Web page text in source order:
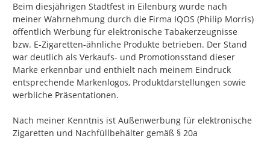
Beim diesjährigen Stadtfest in Eilenburg wurde nach
meiner Wahrnehmung durch die Firma IQOS (Philip Morris)
öffentlich Werbung für elektronische Tabakerzeugnisse
bzw. E-Zigaretten-ähnliche Produkte betrieben. Der Stand
war deutlich als Verkaufs- und Promotionsstand dieser
Marke erkennbar und enthielt nach meinem Eindruck
entsprechende Markenlogos, Produktdarstellungen sowie
werbliche Präsentationen.
Nach meiner Kenntnis ist Außenwerbung für elektronische
Zigaretten und Nachfüllbehälter gemäß § 20a